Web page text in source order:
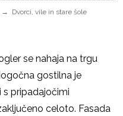
Dvorci, vile in stare šole
se nahaja na trgu
gostilna je
s pripadajočimi
celoto. Fasada